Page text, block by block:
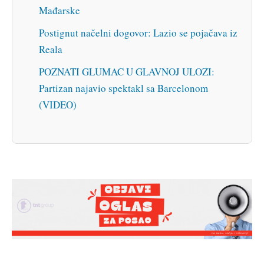
Mađarske
Postignut načelni dogovor: Lazio se pojačava iz
Reala
POZNATI GLUMAC U GLAVNOJ ULOZI:
Partizan najavio spektakl sa Barcelonom
(VIDEO)